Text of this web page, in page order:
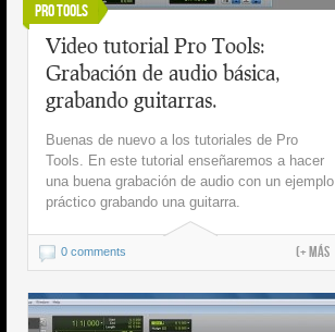
Pro Tools
Video tutorial Pro Tools:
Grabación de audio básica,
grabando guitarras.
Buenas de nuevo a los tutoriales de Pro
Tools. En este tutorial enseñaremos a hacer
una buena grabación de audio con un ejemplo
práctico grabando una guitarra.
0 comments (+ más